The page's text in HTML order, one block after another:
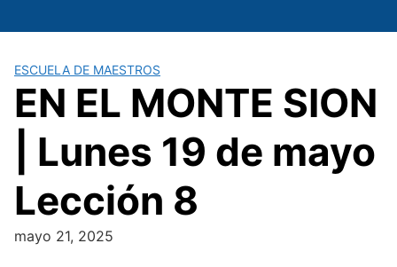
al
ESCUELA DE MAESTROS
EN EL MONTE SION
| Lunes 19 de mayo
Lección 8
mayo 21, 2025